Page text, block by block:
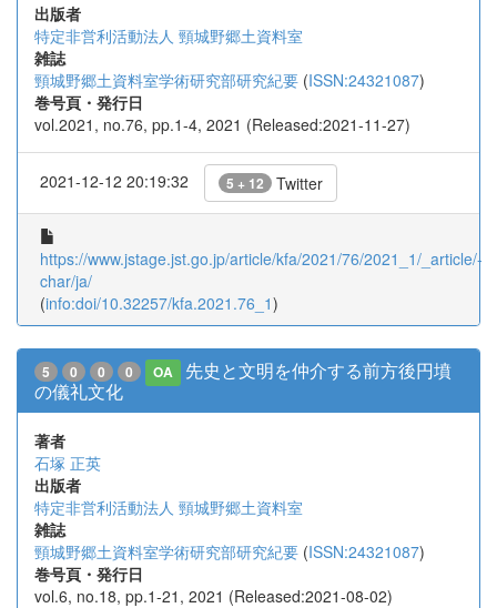
出版者
特定非営利活動法人 頸城野郷土資料室
雑誌
頸城野郷土資料室学術研究部研究紀要 (ISSN:24321087)
巻号頁・発行日
vol.2021, no.76, pp.1-4, 2021 (Released:2021-11-27)
2021-12-12 20:19:32 5 + 12 Twitter
https://www.jstage.jst.go.jp/article/kfa/2021/76/2021_1/_article/-
char/ja/
(info:doi/10.32257/kfa.2021.76_1)
5 0 0 0 OA
先史と文明を仲介する前方後円墳
の儀礼文化
著者
石塚 正英
出版者
特定非営利活動法人 頸城野郷土資料室
雑誌
頸城野郷土資料室学術研究部研究紀要 (ISSN:24321087)
巻号頁・発行日
vol.6, no.18, pp.1-21, 2021 (Released:2021-08-02)